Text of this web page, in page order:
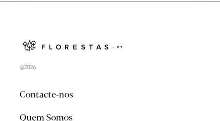
@2026
Contacte-nos
Quem Somos